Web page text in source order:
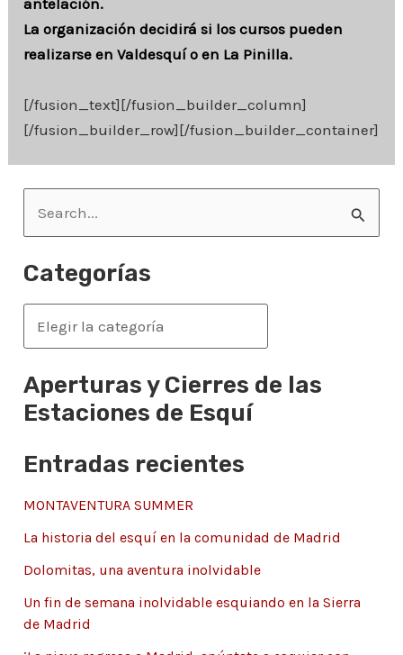
antelación.
La organización decidirá si los cursos pueden
realizarse en Valdesquí o en La Pinilla.
[/fusion_text][/fusion_builder_column]
[/fusion_builder_row][/fusion_builder_container]
r
p
o
:
Categorías
a
t
e
o
a
s
Aperturas y Cierres de las
Estaciones de Esquí
Entradas recientes
MONTAVENTURA SUMMER
La historia del esquí en la comunidad de Madrid
Dolomitas, una aventura inolvidable
Un fin de semana inolvidable esquiando en la Sierra
de Madrid